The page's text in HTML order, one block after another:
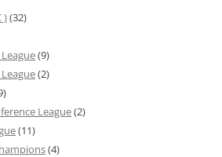
)(32)
(9)
(2)
League(2)
(11)
(4)